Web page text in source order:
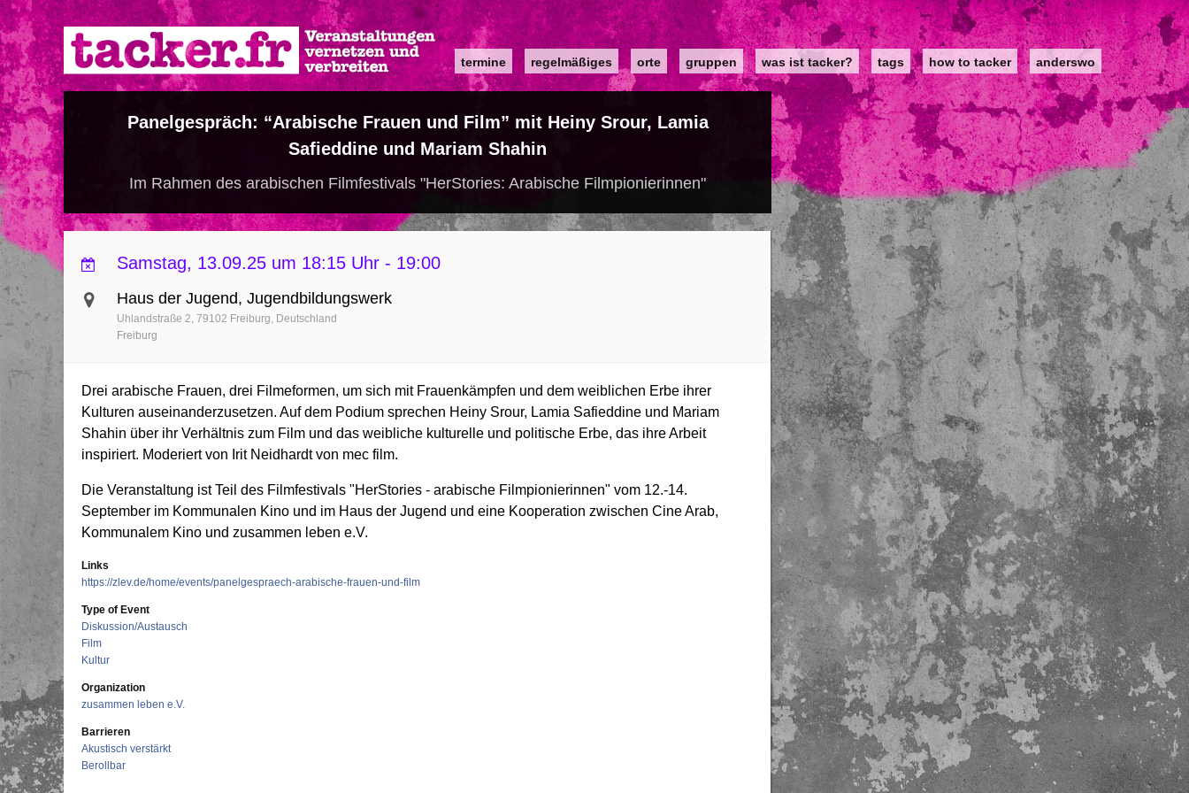
Direkt
zum
Inhalt
Main
navigation
termine regelmäßiges orte gruppen was ist tacker? tags how to tacker anderswo
Panelgespräch: “Arabische Frauen und Film” mit Heiny Srour, Lamia
Safieddine und Mariam Shahin
Im Rahmen des arabischen Filmfestivals "HerStories: Arabische Filmpionierinnen"
Samstag, 13.09.25 um 18:15 Uhr - 19:00
Haus der Jugend, Jugendbildungswerk
Uhlandstraße 2 79102 Freiburg
Deutschland
Freiburg
Drei arabische Frauen, drei Filmeformen, um sich mit Frauenkämpfen und dem weiblichen Erbe ihrer
Kulturen auseinanderzusetzen. Auf dem Podium sprechen Heiny Srour, Lamia Safieddine und Mariam
Shahin über ihr Verhältnis zum Film und das weibliche kulturelle und politische Erbe, das ihre Arbeit
inspiriert. Moderiert von Irit Neidhardt von mec film.
Die Veranstaltung ist Teil des Filmfestivals "HerStories - arabische Filmpionierinnen" vom 12.-14.
September im Kommunalen Kino und im Haus der Jugend und eine Kooperation zwischen Cine Arab,
Kommunalem Kino und zusammen leben e.V.
Links
https://zlev.de/home/events/panelgespraech-arabische-frauen-und-film
Type of Event
Diskussion/Austausch
Film
Kultur
Organization
zusammen leben e.V.
Barrieren
Akustisch verstärkt
Berollbar